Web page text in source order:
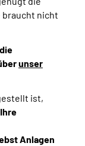
braucht nicht
unser
ist,
Anlagen